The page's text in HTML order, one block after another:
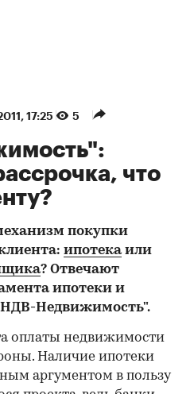
17:25 5
что
покупки
ипотекаили
? Отвечают
ипотеки и
Недвижимость".
оплаты недвижимости
Наличие ипотеки
аргументом в пользу